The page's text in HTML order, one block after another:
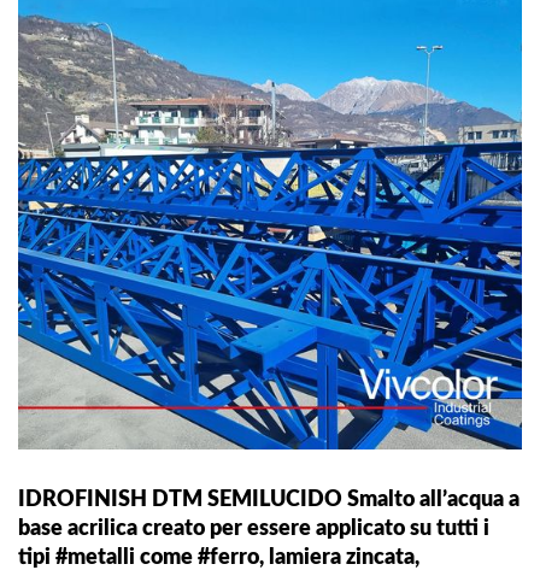
IDROFINISH DTM SEMILUCIDO Smalto all’acqua a
base acrilica creato per essere applicato su tutti i
tipi #metalli come #ferro, lamiera zincata,